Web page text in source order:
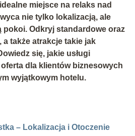
miejsce na relaks nad
nie tylko lokalizacją, ale
Odkryj standardowe oraz
także atrakcje takie jak
się, jakie usługi
dla klientów biznesowych
wyjątkowym hotelu.
– Lokalizacja i Otoczenie